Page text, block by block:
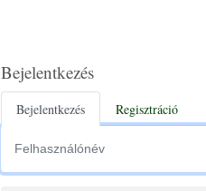
Bejelentkezés
Primary tabs
Bejelentkezés Regisztráció